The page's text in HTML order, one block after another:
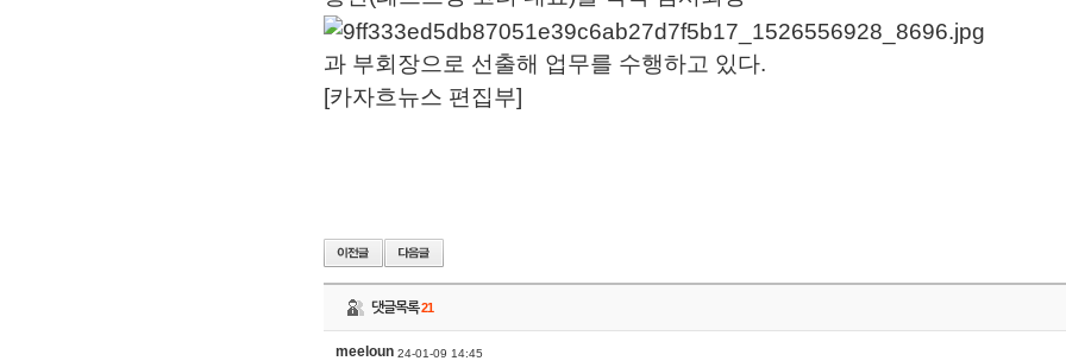
과 부회장으로 선출해 업무를 수행하고 있다.
[카자흐뉴스 편집부]
댓글목록21
meeloun 24-01-09 14:45